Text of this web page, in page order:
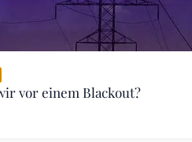
vor einem Blackout?